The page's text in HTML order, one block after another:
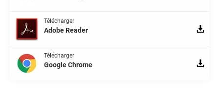
Télécharger
Adobe Reader
Télécharger
Google Chrome